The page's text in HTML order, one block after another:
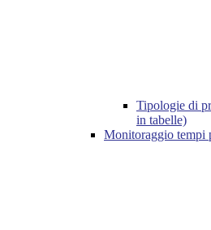
Tipologie di
in tabelle)
Monitoraggio tempi